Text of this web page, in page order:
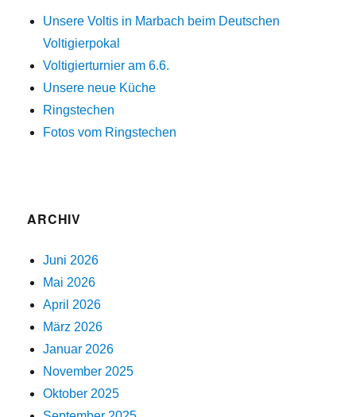
Unsere Voltis in Marbach beim Deutschen
Voltigierpokal
Voltigierturnier am 6.6.
Unsere neue Küche
Ringstechen
Fotos vom Ringstechen
ARCHIV
Juni 2026
Mai 2026
April 2026
März 2026
Januar 2026
November 2025
Oktober 2025